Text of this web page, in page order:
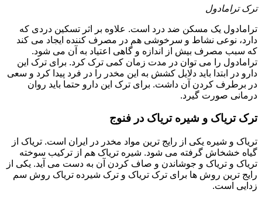
ترک ترامادول
ترامادول یک مسکن ضد درد است. علاوه بر اثر تسکین دردی که
دارد، نوعی نشاط و سرخوشی هم در مصرف کننده ایجاد می کند
که سبب مصرف بیش از اندازه و گاهی اعتیاد به آن می شود.
ترامادول را می توان در مدت زمان کمی ترک کرد. برای ترک این
دارو در ابتدا باید دلایل کشش به این مخدر را در فرد پیدا کرد و سعی
در برطرف کردن آن داشت. برای ترک این دارو حتما باید روان
درمانی صورت گیرد.
ترک تریاک و شیره تریاک در فنوج
تریاک و شیره یکی از رایج ترین مواد مخدر در ایران است. تریاک از
گیاه خشخاش گرفته می شود. شیره تریاک هم از ترکیب سوخته
تریاک و تریاک و جوشاندن و صاف کردن آن به دست می آید. یکی از
رایج ترین روش ها برای ترک تریاک و ترک شیرده تریاک روش سم
زدایی است.